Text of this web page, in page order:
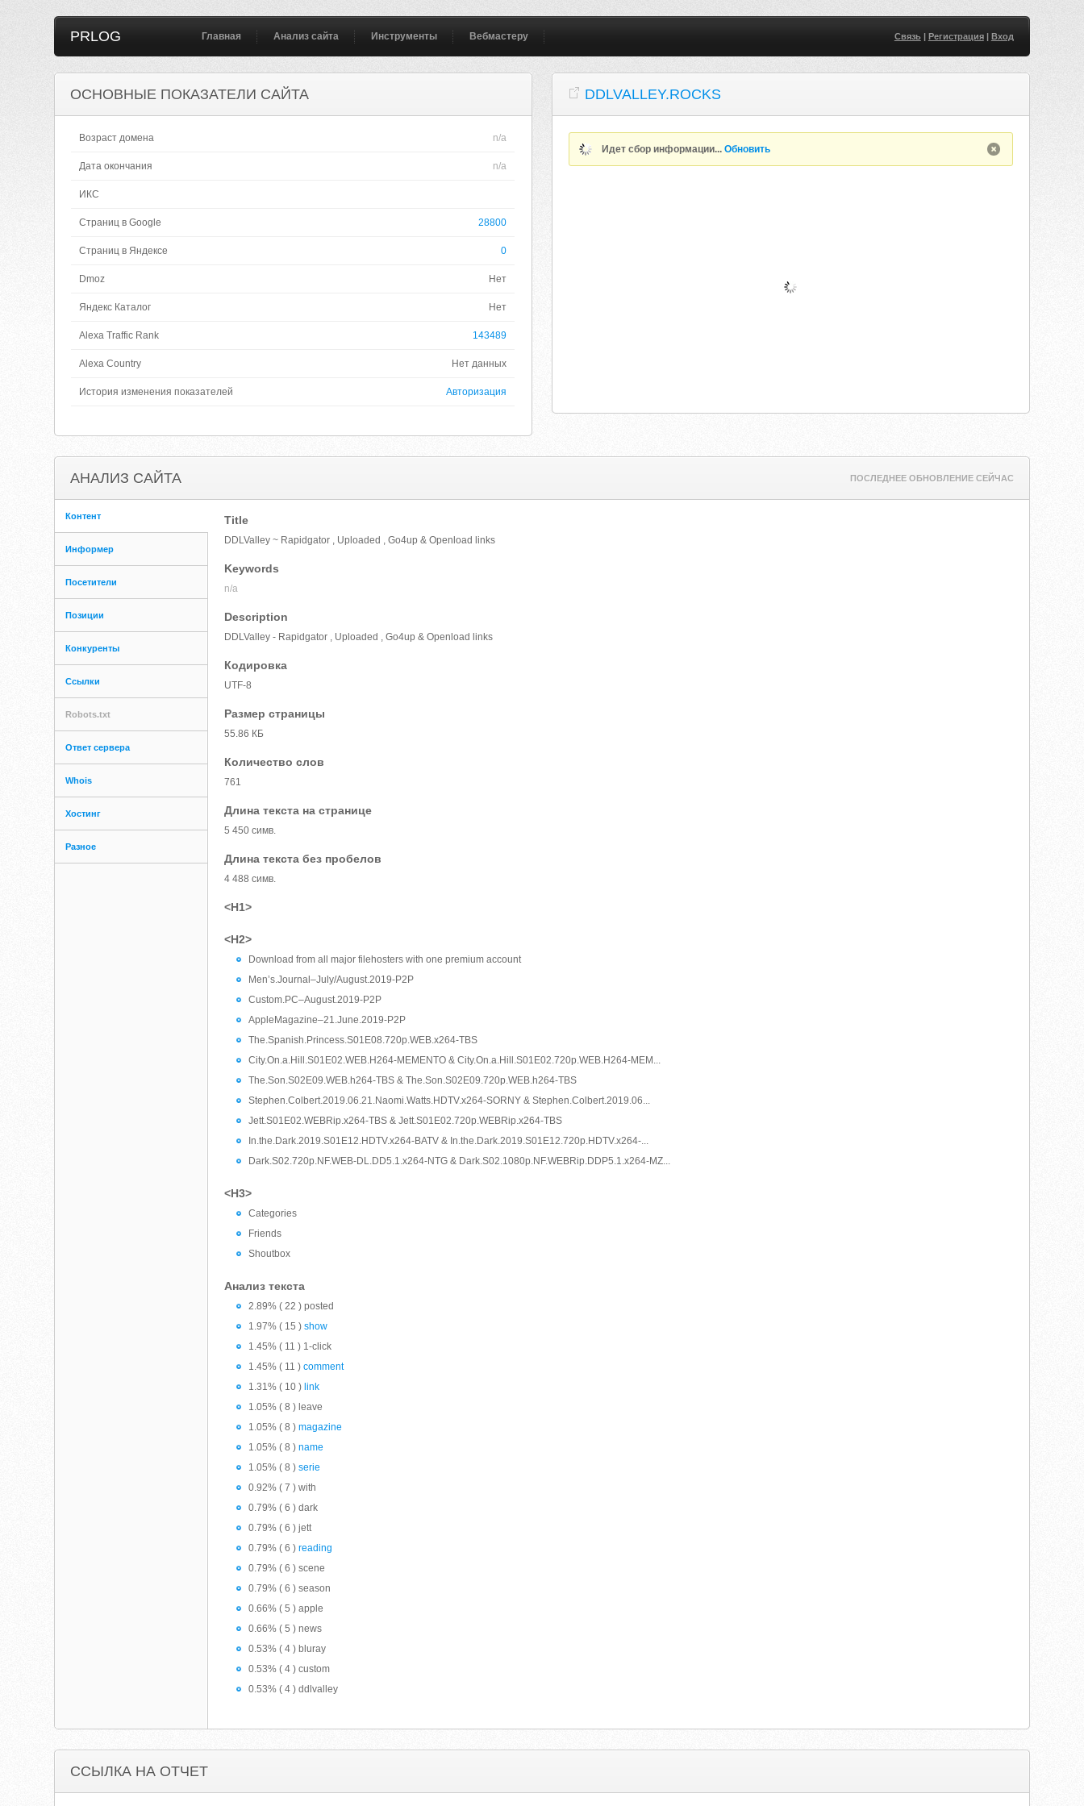
PRLOG Главная Анализ сайта Инструменты Вебмастеру Связь| Регистрация| Вход
ОСНОВНЫЕ ПОКАЗАТЕЛИ САЙТА
Возраст домена n/a
Дата окончания n/a
ИКС
Страниц в Google 28800
Страниц в Яндексе 0
Dmoz Нет
Яндекс Каталог Нет
Alexa Traffic Rank 143489
Alexa Country Нет данных
История изменения показателей Авторизация
DDLVALLEY.ROCKS
Идет сбор информации...Обновить
АНАЛИЗ САЙТА ПОСЛЕДНЕЕ ОБНОВЛЕНИЕ СЕЙЧАС
Контент
Информер
Посетители
Позиции
Конкуренты
Ссылки
Robots.txt
Ответ сервера
Whois
Хостинг
Разное
Title
DDLValley ~ Rapidgator , Uploaded , Go4up & Openload links
Keywords
n/a
Description
DDLValley - Rapidgator , Uploaded , Go4up & Openload links
Кодировка
UTF-8
Размер страницы
55.86 КБ
Количество слов
761
Длина текста на странице
5 450 симв.
Длина текста без пробелов
4 488 симв.
<H1>
<H2>
Download from all major filehosters with one premium account
Men’s.Journal–July/August.2019-P2P
Custom.PC–August.2019-P2P
AppleMagazine–21.June.2019-P2P
The.Spanish.Princess.S01E08.720p.WEB.x264-TBS
City.On.a.Hill.S01E02.WEB.H264-MEMENTO & City.On.a.Hill.S01E02.720p.WEB.H264-MEM...
The.Son.S02E09.WEB.h264-TBS & The.Son.S02E09.720p.WEB.h264-TBS
Stephen.Colbert.2019.06.21.Naomi.Watts.HDTV.x264-SORNY & Stephen.Colbert.2019.06...
Jett.S01E02.WEBRip.x264-TBS & Jett.S01E02.720p.WEBRip.x264-TBS
In.the.Dark.2019.S01E12.HDTV.x264-BATV & In.the.Dark.2019.S01E12.720p.HDTV.x264-...
Dark.S02.720p.NF.WEB-DL.DD5.1.x264-NTG & Dark.S02.1080p.NF.WEBRip.DDP5.1.x264-MZ...
<H3>
Categories
Friends
Shoutbox
Анализ текста
2.89% ( 22 ) posted
1.97% ( 15 )show
1.45% ( 11 ) 1-click
1.45% ( 11 )comment
1.31% ( 10 ) link
1.05% ( 8 ) leave
1.05% ( 8 )magazine
1.05% ( 8 )name
1.05% ( 8 )serie
0.92% ( 7 ) with
0.79% ( 6 ) dark
0.79% ( 6 ) jett
0.79% ( 6 )reading
0.79% ( 6 ) scene
0.79% ( 6 ) season
0.66% ( 5 ) apple
0.66% ( 5 ) news
0.53% ( 4 ) bluray
0.53% ( 4 ) custom
0.53% ( 4 ) ddlvalley
ССЫЛКА НА ОТЧЕТ